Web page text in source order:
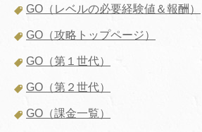
GO（レベルの必要経験値＆報酬）
GO（攻略トップページ）
GO（第１世代）
GO（第２世代）
GO（課金一覧）